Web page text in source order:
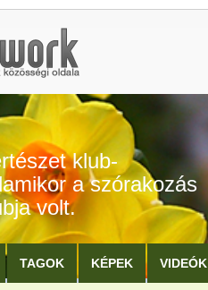
klub-
a szórakozás
volt.
TAGOK KÉPEK VIDEÓK